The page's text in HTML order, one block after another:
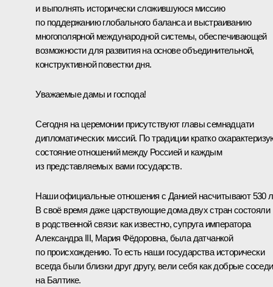
и выполнять исторически сложившуюся миссию
по поддержанию глобального баланса и выстраиванию
многополярной международной системы, обеспечивающей
возможности для развития на основе объединительной,
конструктивной повестки дня.
Уважаемые дамы и господа!
Сегодня на церемонии присутствуют главы семнадцати
дипломатических миссий. По традиции кратко
состояние отношений между Россией и каждым
из представляемых вами государств.
Наши официальные отношения с Данией насчитывают 530
В своё время даже царствующие дома двух стран состояли
в родственной связи: как известно, супруга императора
Александра III, Мария Фёдоровна, была датчанкой
по происхождению. То есть наши государства исторически
всегда были близки друг другу, вели себя как добрые соседи
на Балтике.